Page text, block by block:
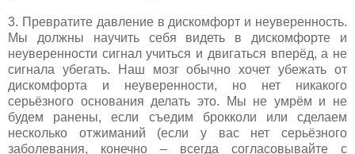
3. Превратите давление в дискомфорт и неуверенность.
Мы должны научить себя видеть в дискомфорте и
неуверенности сигнал учиться и двигаться вперёд, а не
сигнала убегать. Наш мозг обычно хочет убежать от
дискомфорта и неуверенности, но нет никакого
серьёзного основания делать это. Мы не умрём и не
будем ранены, если съедим брокколи или сделаем
несколько отжиманий (если у вас нет серьёзного
заболевания, конечно – всегда согласовывайте с